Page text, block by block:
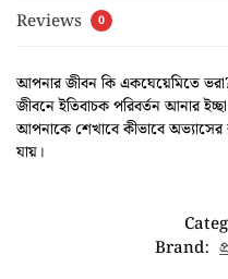
Reviews
0
আপনার জীবন কি একঘেয়েমিতে
জীবনে ইতিবাচক পরিবর্তন আনার
আপনাকে শেখাবে কীভাবে অভ্যাসের
যায়।
Brand: